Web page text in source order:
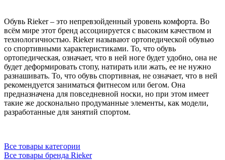
Обувь Rieker – это непревзойденный уровень комфорта. Во
всём мире этот бренд ассоциируется с высоким качеством и
технологичностью. Rieker называют ортопедической обувью
со спортивными характеристиками. То, что обувь
ортопедическая, означает, что в ней ноге будет удобно, она не
будет деформировать стопу, натирать или жать, ее не нужно
разнашивать. То, что обувь спортивная, не означает, что в ней
рекомендуется заниматься фитнесом или бегом. Она
предназначена для повседневной носки, но при этом имеет
такие же досконально продуманные элементы, как модели,
разработанные для занятий спортом.
Все товары категории
Все товары бренда Rieker